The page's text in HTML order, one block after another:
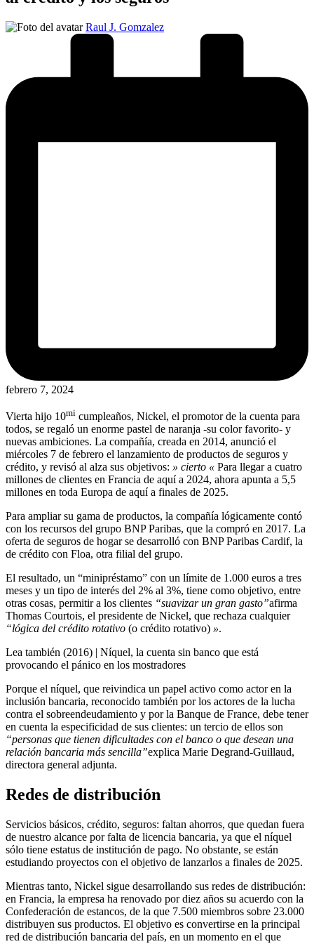
Publicado
Raul J. Gomzalez
febrero 7, 2024
Vierta hijo 10mi cumpleaños, Nickel, el promotor de la cuenta para
todos, se regaló un enorme pastel de naranja -su color favorito- y
nuevas ambiciones. La compañía, creada en 2014, anunció el
miércoles 7 de febrero el lanzamiento de productos de seguros y
crédito, y revisó al alza sus objetivos: » cierto « Para llegar a cuatro
millones de clientes en Francia de aquí a 2024, ahora apunta a 5,5
millones en toda Europa de aquí a finales de 2025.
Para ampliar su gama de productos, la compañía lógicamente contó
con los recursos del grupo BNP Paribas, que la compró en 2017. La
oferta de seguros de hogar se desarrolló con BNP Paribas Cardif, la
de crédito con Floa, otra filial del grupo.
El resultado, un “minipréstamo” con un límite de 1.000 euros a tres
meses y un tipo de interés del 2% al 3%, tiene como objetivo, entre
otras cosas, permitir a los clientes “suavizar un gran gasto”afirma
Thomas Courtois, el presidente de Nickel, que rechaza cualquier
“lógica del crédito rotativo (o crédito rotativo) ».
Lea también (2016) | Níquel, la cuenta sin banco que está
provocando el pánico en los mostradores
Porque el níquel, que reivindica un papel activo como actor en la
inclusión bancaria, reconocido también por los actores de la lucha
contra el sobreendeudamiento y por la Banque de France, debe tener
en cuenta la especificidad de sus clientes: un tercio de ellos son
“personas que tienen dificultades con el banco o que desean una
relación bancaria más sencilla”explica Marie Degrand-Guillaud,
directora general adjunta.
Redes de distribución
Servicios básicos, crédito, seguros: faltan ahorros, que quedan fuera
de nuestro alcance por falta de licencia bancaria, ya que el níquel
sólo tiene estatus de institución de pago. No obstante, se están
estudiando proyectos con el objetivo de lanzarlos a finales de 2025.
Mientras tanto, Nickel sigue desarrollando sus redes de distribución:
en Francia, la empresa ha renovado por diez años su acuerdo con la
Confederación de estancos, de la que 7.500 miembros sobre 23.000
distribuyen sus productos. El objetivo es convertirse en la principal
red de distribución bancaria del país, en un momento en el que